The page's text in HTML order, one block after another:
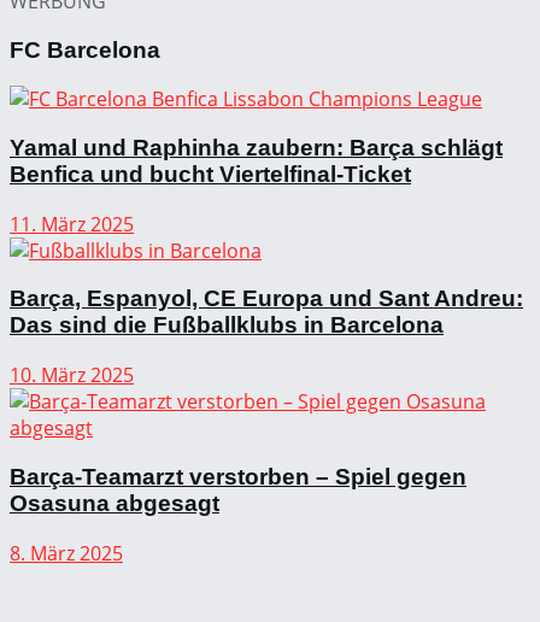
FC Barcelona
Yamal und Raphinha zaubern: Barça schlägt
Benfica und bucht Viertelfinal-Ticket
11. März 2025
Barça, Espanyol, CE Europa und Sant Andreu:
Das sind die Fußballklubs in Barcelona
10. März 2025
Barça-Teamarzt verstorben – Spiel gegen
Osasuna abgesagt
8. März 2025